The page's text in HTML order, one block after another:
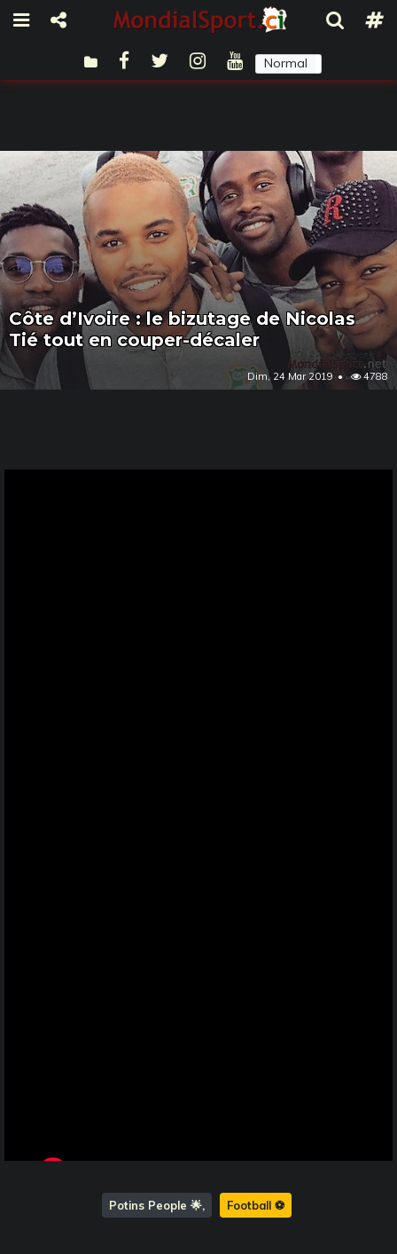
Normal
Côte d’Ivoire : le bizutage de Nicolas
Tié tout en couper-décaler
Dim, 24 Mar 2019 4788
Potins People 🌟 Football ⚽️